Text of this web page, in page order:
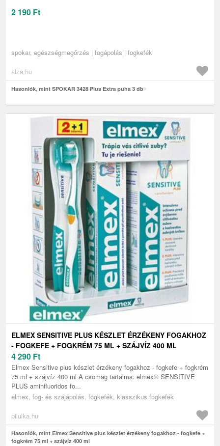
2 190 Ft
spokar, egészségmegőrzés | fogápolás | fogkefék
alza.hu
Hasonlók, mint SPOKAR 3428 Plus Extra puha 3 db
ELMEX SENSITIVE PLUS KÉSZLET ÉRZÉKENY FOGAKHOZ
- FOGKEFE + FOGKRÉM 75 ML + SZÁJVÍZ 400 ML
4 290 Ft
Elmex Sensitive plus készlet érzékeny fogakhoz - fogkefe + fogkrém
75 ml + szájvíz 400 ml A csomag tartalma: elmex® SENSITIVE
PLUS aminfluoridos fo...
elmex, fog- és szájápolás, fogkefék, klasszikus fogkefék
pilulka.hu
Hasonlók, mint Elmex Sensitive plus készlet érzékeny fogakhoz - fogkefe +
fogkrém 75 ml + szájvíz 400 ml